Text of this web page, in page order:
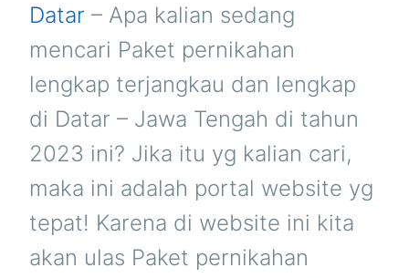
Datar – Apa kalian sedang
mencari Paket pernikahan
lengkap terjangkau dan lengkap
di Datar – Jawa Tengah di tahun
2023 ini? Jika itu yg kalian cari,
maka ini adalah portal website yg
tepat! Karena di website ini kita
akan ulas Paket pernikahan